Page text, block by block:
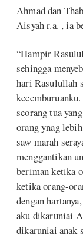
Ahmad dan
Aisyah r.a. , ia
“Hampir
sehingga
hari Rasulullah
seorang tua
orang ynag
saw marah
menggantikan
beriman ketika
ketika orang-
dengan
aku dikaruniai
dikaruniai anak